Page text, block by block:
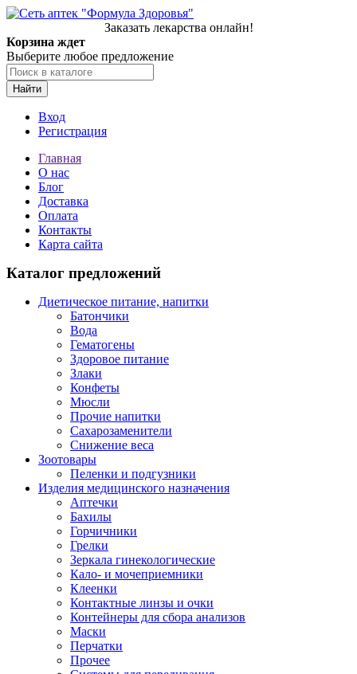
Заказать лекарства онлайн!
Корзина ждет
Выберите любое предложение
Найти
Вход
Регистрация
Главная
О нас
Блог
Доставка
Оплата
Контакты
Карта сайта
Каталог предложений
Диетическое питание, напитки
Батончики
Вода
Гематогены
Здоровое питание
Злаки
Конфеты
Мюсли
Прочие напитки
Сахарозаменители
Снижение веса
Зоотовары
Пеленки и подгузники
Изделия медицинского назначения
Аптечки
Бахилы
Горчичники
Грелки
Зеркала гинекологические
Кало- и мочеприемники
Клеенки
Контактные линзы и очки
Контейнеры для сбора анализов
Маски
Перчатки
Прочее